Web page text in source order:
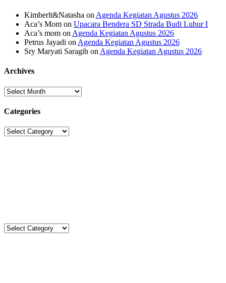
Kimberlt&Natasha on Agenda Kegiatan Agustus 2026
Aca’s Mom on Upacara Bendera SD Strada Budi Luhur I
Aca’s mom on Agenda Kegiatan Agustus 2026
Petrus Jayadi on Agenda Kegiatan Agustus 2026
Sry Maryati Saragih on Agenda Kegiatan Agustus 2026
Archives
Archives
Categories
Categories
Kategori